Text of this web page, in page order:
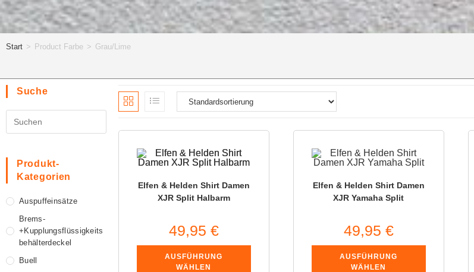
Start > Product Farbe > Grau/Lime
Suche
Produkt-
Kategorien
Auspuffeinsätze
Brems-
+Kupplungsflüssigkeits
Behälterdeckel
Buell
Elfen & Helden Shirt Damen
XJR Split Halbarm
49,95 €
AUSFÜHRUNG
WÄHLEN
Elfen & Helden Shirt Damen
XJR Yamaha Split
49,95 €
AUSFÜHRUNG
WÄHLEN